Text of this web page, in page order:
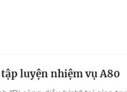
luyện nhiệm vụ A80